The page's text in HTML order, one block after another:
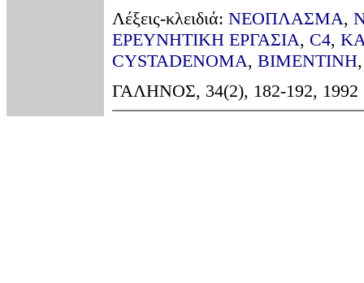
Λέξεις-κλειδιά: ΝΕΟΠΛΑΣΜΑ,
ΕΡΕΥΝΗΤΙΚΗ ΕΡΓΑΣΙΑ, C4,
CYSTADENOMA, ΒΙΜΕΝΤΙΝΗ
ΓΑΛΗΝΟΣ, 34(2), 182-192, 1992